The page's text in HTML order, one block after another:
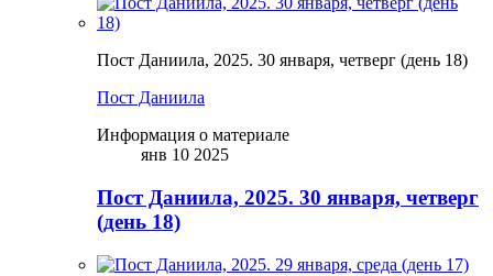
Пост Даниила, 2025. 30 января, четверг (день 18)
Пост Даниила
Информация о материале
янв 10 2025
Пост Даниила, 2025. 30 января, четверг
(день 18)